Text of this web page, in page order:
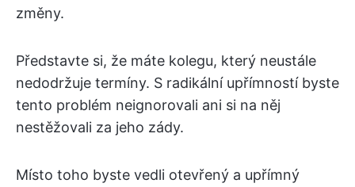
změny.
Představte si, že máte kolegu, který neustále
nedodržuje termíny. S radikální upřímností byste
tento problém neignorovali ani si na něj
nestěžovali za jeho zády.
Místo toho byste vedli otevřený a upřímný